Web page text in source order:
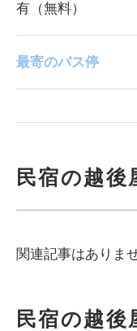
有（無料）
最寄のバス停
民宿の越後
関連記事はありま
民宿の越